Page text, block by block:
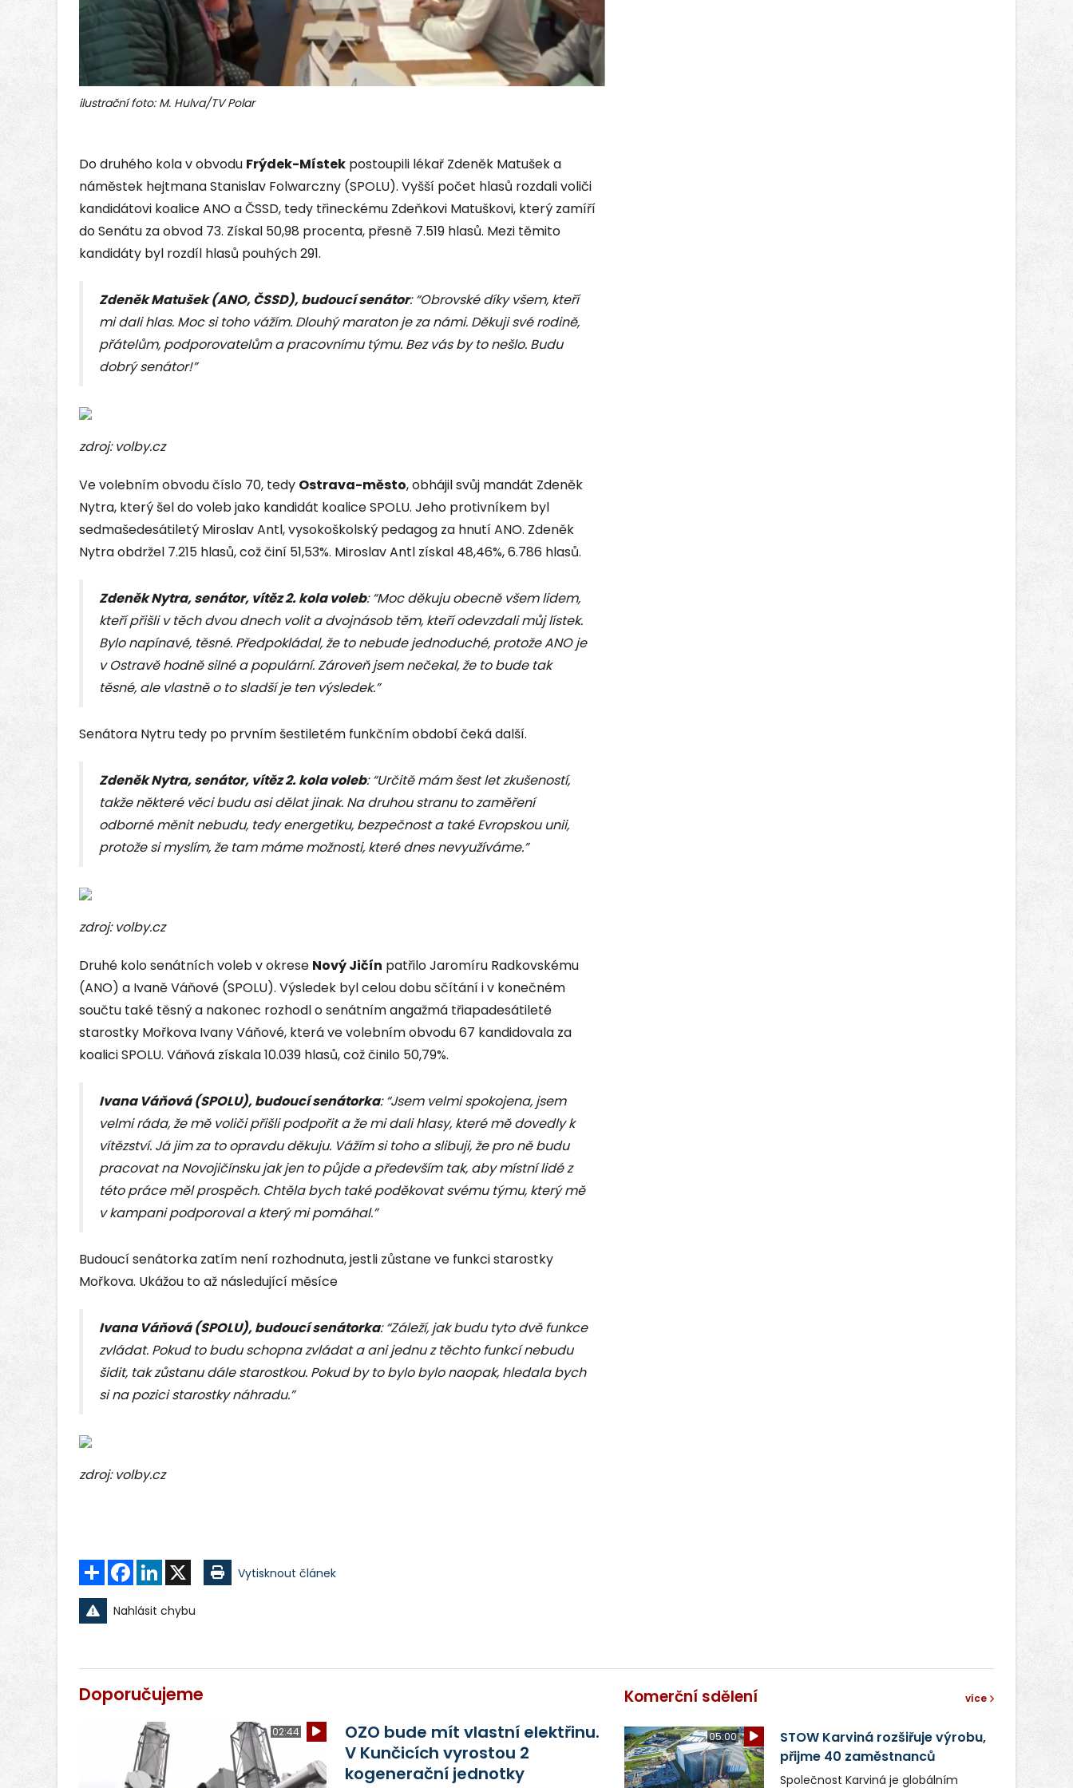
ilustrační foto: M. Hulva/TV Polar
Do druhého kola v obvodu Frýdek-Místek postoupili lékař Zdeněk Matušek a
náměstek hejtmana Stanislav Folwarczny (SPOLU). Vyšší počet hlasů rozdali voliči
kandidátovi koalice ANO a ČSSD, tedy třineckému Zdeňkovi Matuškovi, který zamíří
do Senátu za obvod 73. Získal 50,98 procenta, přesně 7.519 hlasů. Mezi těmito
kandidáty byl rozdíl hlasů pouhých 291.
Zdeněk Matušek (ANO, ČSSD), budoucí senátor: “Obrovské díky všem, kteří
mi dali hlas. Moc si toho vážím. Dlouhý maraton je za námi. Děkuji své rodině,
přátelům, podporovatelům a pracovnímu týmu. Bez vás by to nešlo. Budu
dobrý senátor!”
zdroj: volby.cz
Ve volebním obvodu číslo 70, tedy Ostrava-město, obhájil svůj mandát Zdeněk
Nytra, který šel do voleb jako kandidát koalice SPOLU. Jeho protivníkem byl
sedmašedesátiletý Miroslav Antl, vysokoškolský pedagog za hnutí ANO. Zdeněk
Nytra obdržel 7.215 hlasů, což činí 51,53%. Miroslav Antl získal 48,46%, 6.786 hlasů.
Zdeněk Nytra, senátor, vítěz 2. kola voleb: “Moc děkuju obecně všem lidem,
kteří přišli v těch dvou dnech volit a dvojnásob těm, kteří odevzdali můj lístek.
Bylo napínavé, těsné. Předpokládal, že to nebude jednoduché, protože ANO je
v Ostravě hodně silné a populární. Zároveň jsem nečekal, že to bude tak
těsné, ale vlastně o to sladší je ten výsledek.”
Senátora Nytru tedy po prvním šestiletém funkčním období čeká další.
Zdeněk Nytra, senátor, vítěz 2. kola voleb: “Určitě mám šest let zkušeností,
takže některé věci budu asi dělat jinak. Na druhou stranu to zaměření
odborné měnit nebudu, tedy energetiku, bezpečnost a také Evropskou unii,
protože si myslím, že tam máme možnosti, které dnes nevyužíváme.”
zdroj: volby.cz
Druhé kolo senátních voleb v okrese Nový Jičín patřilo Jaromíru Radkovskému
(ANO) a Ivaně Váňové (SPOLU). Výsledek byl celou dobu sčítání i v konečném
součtu také těsný a nakonec rozhodl o senátním angažmá třiapadesátileté
starostky Mořkova Ivany Váňové, která ve volebním obvodu 67 kandidovala za
koalici SPOLU. Váňová získala 10.039 hlasů, což činilo 50,79%.
Ivana Váňová (SPOLU), budoucí senátorka: “Jsem velmi spokojena, jsem
velmi ráda, že mě voliči přišli podpořit a že mi dali hlasy, které mě dovedly k
vítězství. Já jim za to opravdu děkuju. Vážím si toho a slibuji, že pro ně budu
pracovat na Novojičínsku jak jen to půjde a především tak, aby místní lidé z
této práce měl prospěch. Chtěla bych také poděkovat svému týmu, který mě
v kampani podporoval a který mi pomáhal.”
Budoucí senátorka zatím není rozhodnuta, jestli zůstane ve funkci starostky
Mořkova. Ukážou to až následující měsíce
Ivana Váňová (SPOLU), budoucí senátorka: “Záleží, jak budu tyto dvě funkce
zvládat. Pokud to budu schopna zvládat a ani jednu z těchto funkcí nebudu
šidit, tak zůstanu dále starostkou. Pokud by to bylo bylo naopak, hledala bych
si na pozici starostky náhradu.”
zdroj: volby.cz
Sdílet FacebookLinkedIn Vytisknout článek
Nahlásit chybu
Doporučujeme
02:44
OZO bude mít vlastní elektřinu.
V Kunčicích vyrostou 2
kogenerační jednotky
Komerční sdělení více
05:00
STOW Karviná rozšiřuje výrobu,
přijme 40 zaměstnanců
Společnost Karviná je globálním